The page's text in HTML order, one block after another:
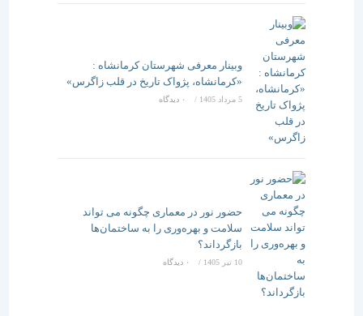
وبینار معرفی شهرستان کرمانشاه :
«کرمانشاه، پژواک تاریخ در قلب زاگرس»
/ ۰ دیدگاه
حضور نور در معماری چگونه می تواند
سلامت و بهره‌وری را به ساختمان‌ها
بازگرداند؟
/ ۰ دیدگاه